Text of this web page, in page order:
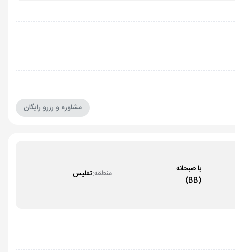
مشاوره و رزرو رایگان
با صبحانه
(BB)
منطقه:تفلیس